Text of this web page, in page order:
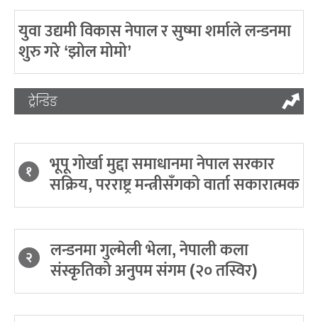
युवा उद्यमी विकास नेपाल र सुष्मा शर्माले लन्डनमा
शुरु गरे ‘झोल मोमो’
ट्रेन्डिङ
१ भूपू गोर्खा मुद्दा समाधानमा नेपाल सरकार
सक्रिय, परराष्ट्र मन्त्रीसँगको वार्ता सकारात्मक
२ लन्डनमा गुल्मेली भेला, नेपाली कला
संस्कृतिको अनुपम संगम (२० तस्विर)